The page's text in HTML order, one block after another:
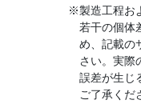
※製造工程お
若干の個体
め、記載の
さい。実際
誤差が生じ
ご了承くだ